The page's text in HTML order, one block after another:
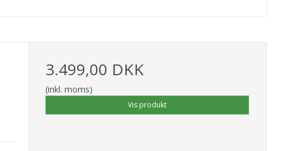
3.499,00 DKK
(inkl. moms)
Vis produkt